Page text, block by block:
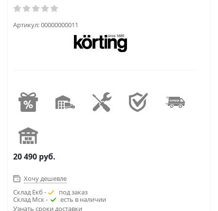
Артикул:00000000011
20 490 руб.
Хочу дешевле
Склад Екб -
под заказ
Склад Мск -
есть в наличии
Узнать сроки доставки